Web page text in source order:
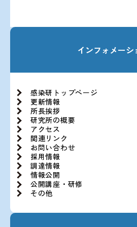
インフォメーシ
感染研トップページ
更新情報
所長挨拶
研究所の概要
アクセス
関連リンク
お問い合わせ
採用情報
調達情報
情報公開
公開講座・研修
その他